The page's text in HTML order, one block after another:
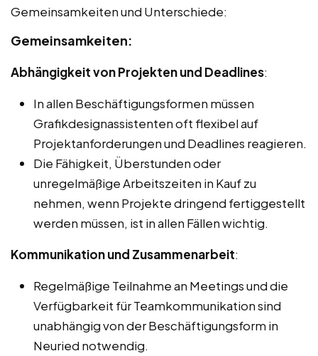
Gemeinsamkeiten und Unterschiede:
Gemeinsamkeiten:
Abhängigkeit von Projekten und Deadlines:
In allen Beschäftigungsformen müssen
Grafikdesignassistenten oft flexibel auf
Projektanforderungen und Deadlines reagieren.
Die Fähigkeit, Überstunden oder
unregelmäßige Arbeitszeiten in Kauf zu
nehmen, wenn Projekte dringend fertiggestellt
werden müssen, ist in allen Fällen wichtig.
Kommunikation und Zusammenarbeit:
Regelmäßige Teilnahme an Meetings und die
Verfügbarkeit für Teamkommunikation sind
unabhängig von der Beschäftigungsform in
Neuried notwendig.